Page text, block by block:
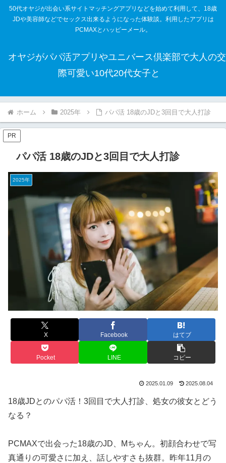
50代オヤジが出会い系サイトマッチングアプリなどを始めて利用して、18歳
JDや美容師などでセックス出来るようになった体験談。利用したアプリは
PCMAXとハッピーメール。
オヤジがパパ活アプリやユニバース倶楽部で大人の交
際可愛い10代20代女子と
ホーム 2025年 パパ活 18歳のJDと3回目で大人打診
PR
パパ活 18歳のJDと3回目で大人打診
2025年
X Facebook はてブ
Pocket LINE コピー
2025.01.09 2025.08.04
18歳JDとのパパ活！3回目で大人打診、処女の彼女とどう
なる？
PCMAXで出会った18歳のJD、Mちゃん。初顔合わせで写
真通りの可愛さに加え、話しやすさも抜群。昨年11月の